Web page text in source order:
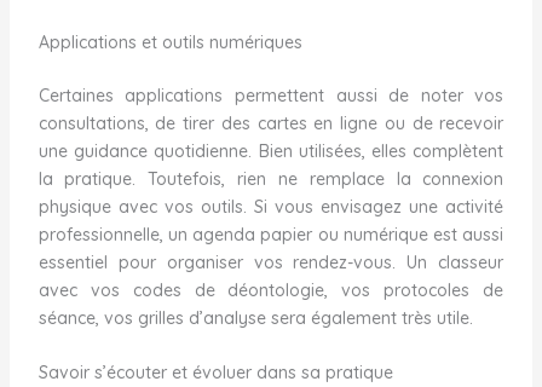
Applications et outils numériques
Certaines applications permettent aussi de noter vos
consultations, de tirer des cartes en ligne ou de recevoir
une guidance quotidienne. Bien utilisées, elles complètent
la pratique. Toutefois, rien ne remplace la connexion
physique avec vos outils. Si vous envisagez une activité
professionnelle, un agenda papier ou numérique est aussi
essentiel pour organiser vos rendez-vous. Un classeur
avec vos codes de déontologie, vos protocoles de
séance, vos grilles d’analyse sera également très utile.
Savoir s’écouter et évoluer dans sa pratique